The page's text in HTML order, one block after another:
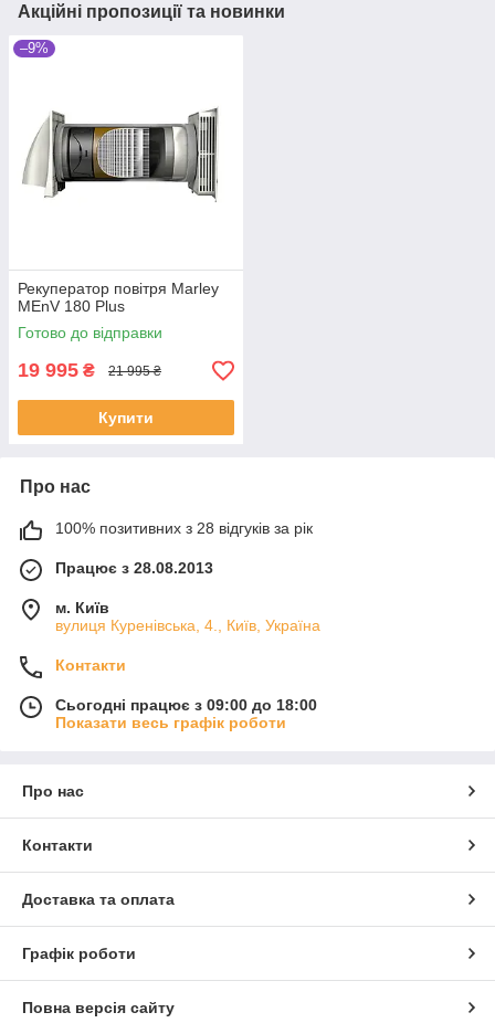
Акційні пропозиції та новинки
–9%
Рекуператор повітря Marley
MEnV 180 Plus
Готово до відправки
19 995 ₴ 21 995 ₴
Купити
Про нас
100% позитивних з 28 відгуків за рік
Працює з 28.08.2013
м. Київ
вулиця Куренівська, 4., Київ, Україна
Контакти
Сьогодні працює з 09:00 до 18:00
Показати весь графік роботи
Про нас
Контакти
Доставка та оплата
Графік роботи
Повна версія сайту